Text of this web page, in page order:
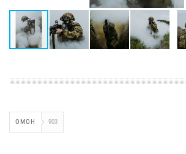
ОМОН 903